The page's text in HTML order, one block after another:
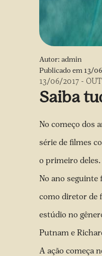
Autor: admin
Publicado em13/
13/06/2017 -
Saiba
No começo dos
série de filmes
o primeiro
No ano seguinte
como diretor de
estúdio no
Putnam e
A ação começa